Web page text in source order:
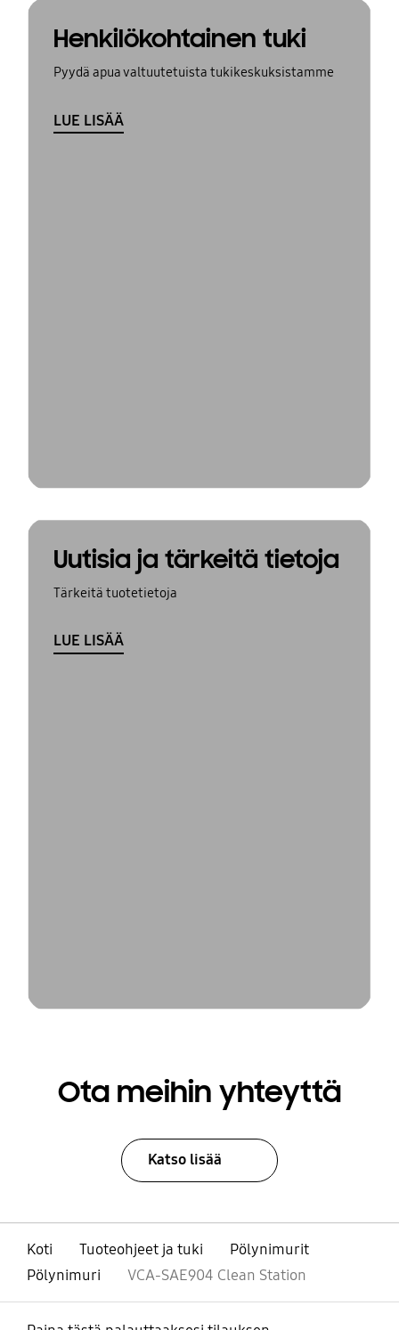
Henkilökohtainen tuki
Pyydä apua valtuutetuista tukikeskuksistamme
LUE LISÄÄ
Uutisia ja tärkeitä tietoja
Tärkeitä tuotetietoja
LUE LISÄÄ
Ota meihin yhteyttä
Katso lisää
Koti Tuoteohjeet ja tuki
Pölynimurit
Pölynimuri
VCA-SAE904 Clean Station